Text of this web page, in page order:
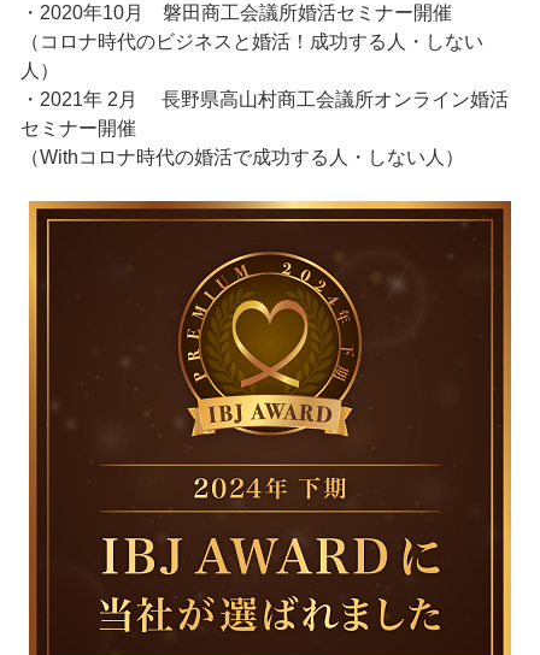
・2020年10月 磐田商工会議所婚活セミナー開催
（コロナ時代のビジネスと婚活！成功する人・しない
人）
・2021年 2月 長野県高山村商工会議所オンライン婚活
セミナー開催
（Withコロナ時代の婚活で成功する人・しない人）